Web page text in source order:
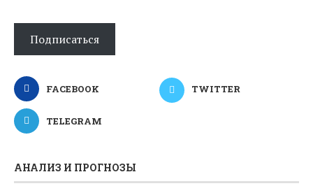
Подписаться
FACEBOOK TWITTER
TELEGRAM
АНАЛИЗ И ПРОГНОЗЫ